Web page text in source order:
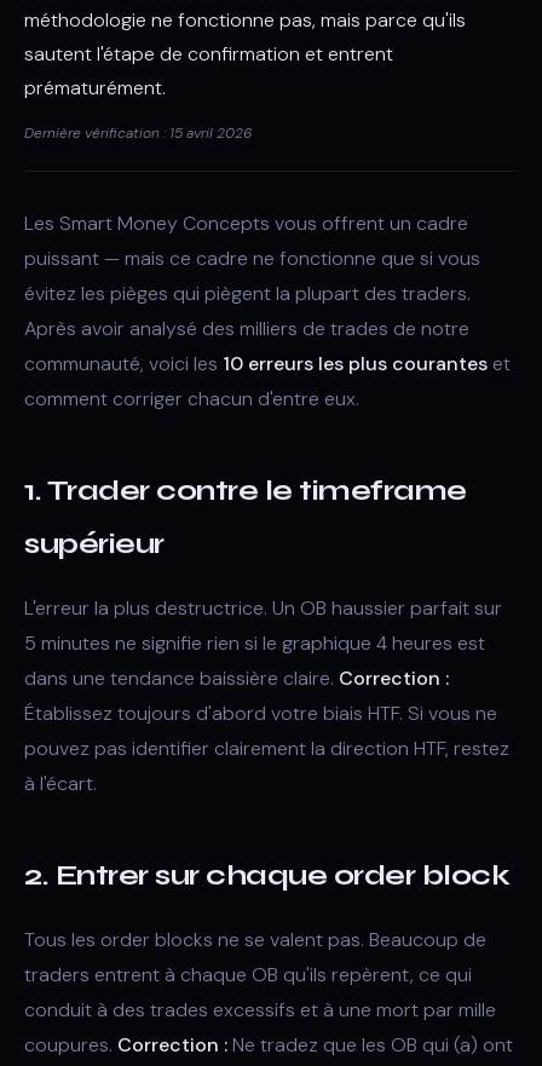
méthodologie ne fonctionne pas, mais parce qu'ils
sautent l'étape de confirmation et entrent
prématurément.
Dernière vérification : 15 avril 2026
Les Smart Money Concepts vous offrent un cadre
puissant — mais ce cadre ne fonctionne que si vous
évitez les pièges qui piègent la plupart des traders.
Après avoir analysé des milliers de trades de notre
communauté, voici les 10 erreurs les plus courantes et
comment corriger chacun d'entre eux.
1. Trader contre le timeframe
supérieur
L'erreur la plus destructrice. Un OB haussier parfait sur
5 minutes ne signifie rien si le graphique 4 heures est
dans une tendance baissière claire. Correction :
Établissez toujours d'abord votre biais HTF. Si vous ne
pouvez pas identifier clairement la direction HTF, restez
à l'écart.
2. Entrer sur chaque order block
Tous les order blocks ne se valent pas. Beaucoup de
traders entrent à chaque OB qu'ils repèrent, ce qui
conduit à des trades excessifs et à une mort par mille
coupures. Correction :Ne tradez que les OB qui (a) ont